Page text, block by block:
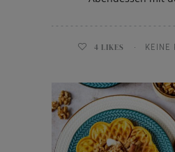
4 LIKES KEINE